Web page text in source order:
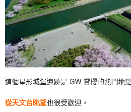
這個星形城堡遺跡是 GW 賞櫻的熱門地
從天文台眺望也很受歡迎。